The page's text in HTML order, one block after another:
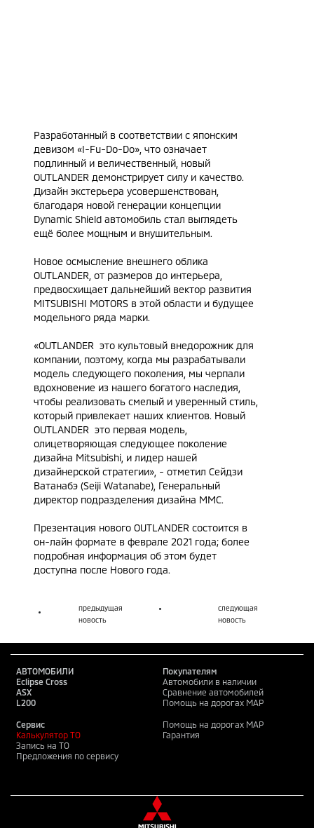
Разработанный в соответствии с японским
девизом «I-Fu-Do-Do», что означает
подлинный и величественный, новый
OUTLANDER демонстрирует силу и качество.
Дизайн экстерьера усовершенствован,
благодаря новой генерации концепции
Dynamic Shield автомобиль стал выглядеть
ещё более мощным и внушительным.
Новое осмысление внешнего облика
OUTLANDER, от размеров до интерьера,
предвосхищает дальнейший вектор развития
MITSUBISHI MOTORS в этой области и будущее
модельного ряда марки.
«OUTLANDER ­ это культовый внедорожник для
компании, поэтому, когда мы разрабатывали
модель следующего поколения, мы черпали
вдохновение из нашего богатого наследия,
чтобы реализовать смелый и уверенный стиль,
который привлекает наших клиентов. Новый
OUTLANDER ­ это первая модель,
олицетворяющая следующее поколение
дизайна Mitsubishi, и лидер нашей
дизайнерской стратегии», - отметил Сейдзи
Ватанабэ (Seiji Watanabe), Генеральный
директор подразделения дизайна MMC.
Презентация нового OUTLANDER состоится в
он-лайн формате в феврале 2021 года; более
подробная информация об этом будет
доступна после Нового года.
предыдущая
новость
следующая
новость
АВТОМОБИЛИ
Eclipse Cross
ASX
L200
Покупателям
Автомобили в наличии
Сравнение автомобилей
Помощь на дорогах MAP
Сервис
Калькулятор ТО
Запись на ТО
Предложения по сервису
Помощь на дорогах MAP
Гарантия